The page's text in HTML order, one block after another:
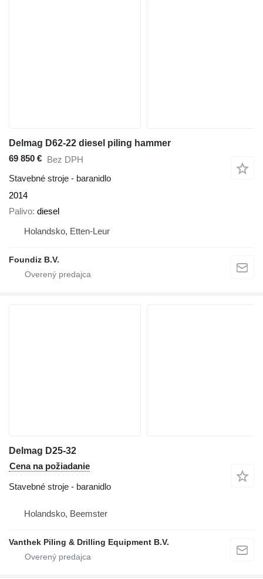
Delmag D62-22 diesel piling hammer
69 850 € Bez DPH
Stavebné stroje - baranidlo
2014
Palivo diesel
Holandsko, Etten-Leur
Foundiz B.V.
Delmag D25-32
Cena na požiadanie
Stavebné stroje - baranidlo
Holandsko, Beemster
Vanthek Piling & Drilling Equipment B.V.